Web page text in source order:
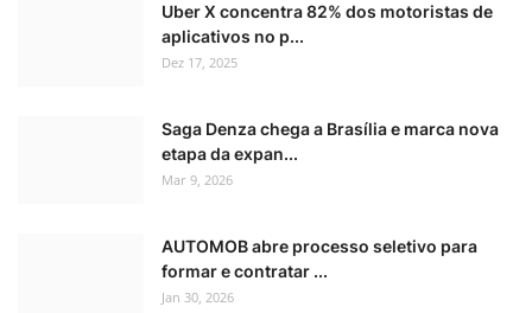
Uber X concentra 82% dos motoristas de
aplicativos no p...
Dez 17, 2025
Saga Denza chega a Brasília e marca nova
etapa da expan...
Mar 9, 2026
AUTOMOB abre processo seletivo para
formar e contratar ...
Jan 30, 2026